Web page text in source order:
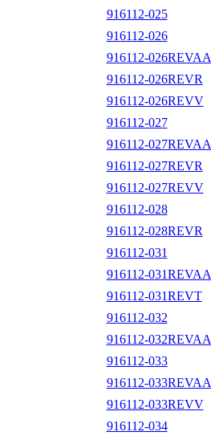
916112-025
916112-026
916112-026REVAA
916112-026REVR
916112-026REVV
916112-027
916112-027REVAA
916112-027REVR
916112-027REVV
916112-028
916112-028REVR
916112-031
916112-031REVAA
916112-031REVT
916112-032
916112-032REVAA
916112-033
916112-033REVAA
916112-033REVV
916112-034